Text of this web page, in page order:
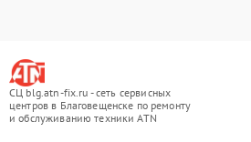
СЦ blg.atn-fix.ru - сеть сервисных
центров в Благовещенске по ремонту
и обслуживанию техники ATN